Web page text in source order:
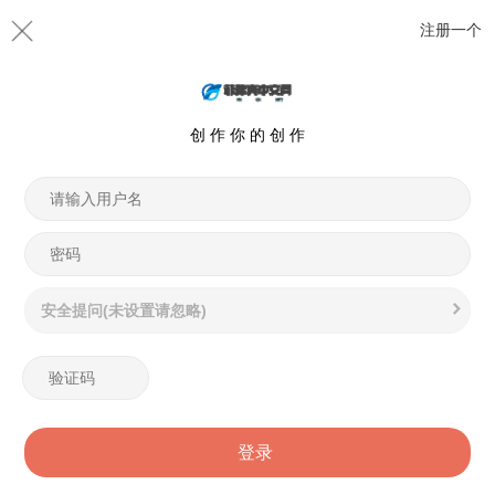
注册一个
创 作 你 的 创 作
安全提问(未设置请忽略)
登录